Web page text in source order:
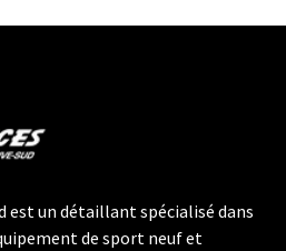
est un détaillant spécialisé dans
de sport neuf et